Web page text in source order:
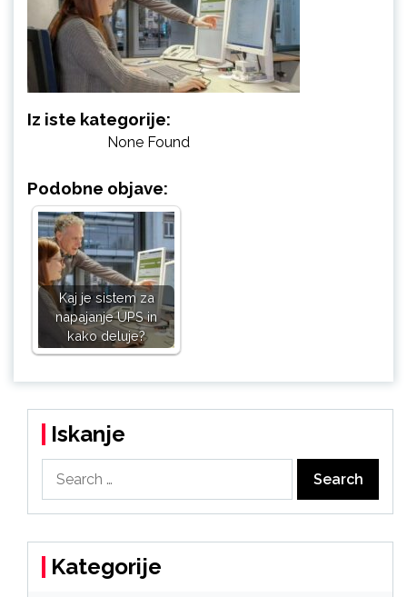
Iz iste kategorije:
None Found
Podobne objave:
Kaj je sistem za
napajanje UPS in
kako deluje?
Iskanje
for:
Kategorije